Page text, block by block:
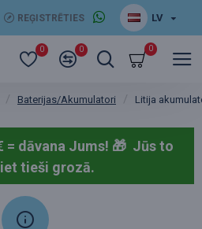
REĢISTRĒTIES LV
0 0 0
Baterijas/Akumulatori Litija
= dāvana Jums! 🎁 Jūs to
tieši grozā.